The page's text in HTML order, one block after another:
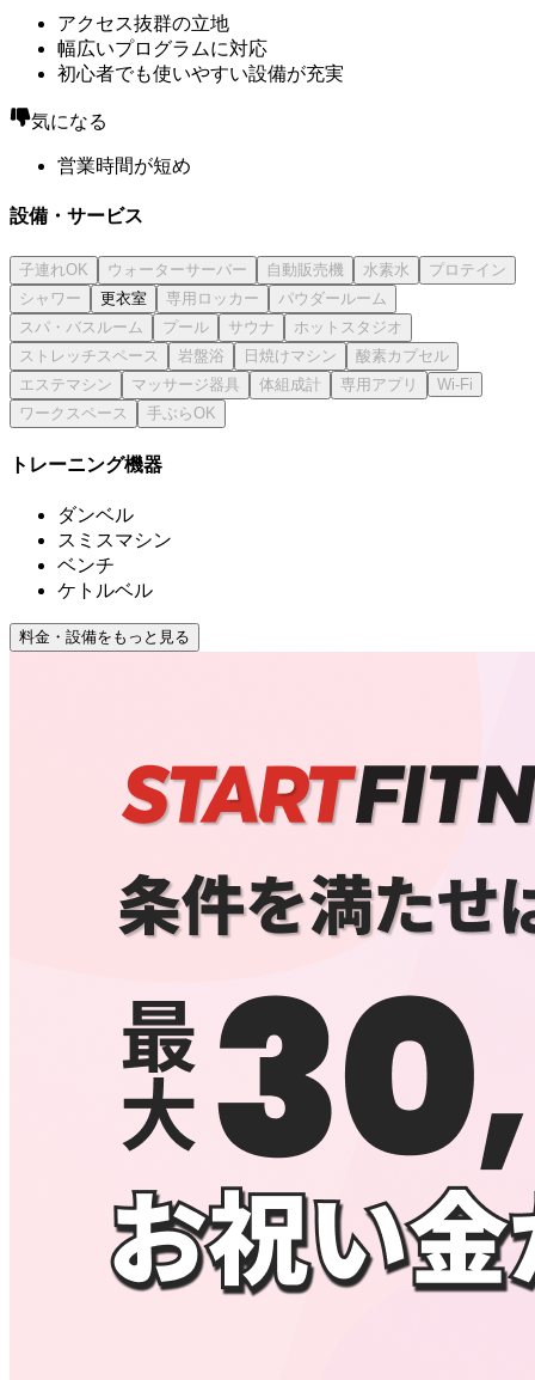
アクセス抜群の立地
幅広いプログラムに対応
初心者でも使いやすい設備が充実
気になる
営業時間が短め
設備・サービス
更衣室
トレーニング機器
ダンベル
スミスマシン
ベンチ
ケトルベル
料金・設備をもっと見る